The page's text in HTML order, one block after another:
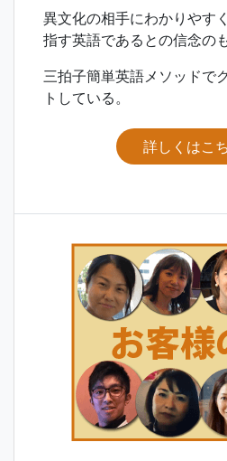
異文化の相手にわかりやす
指す英語であるとの信念の
三拍子簡単英語メソッドで
トしている。
詳しくはこ